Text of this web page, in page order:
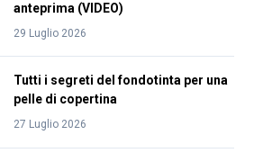
anteprima (VIDEO)
29 Luglio 2026
Tutti i segreti del fondotinta per una
pelle di copertina
27 Luglio 2026